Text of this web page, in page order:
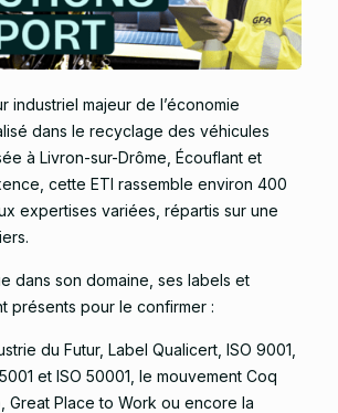
industriel majeur de l’économie
dans le recyclage des véhicules
à Livron-sur-Drôme, Écouflant et
cette ETI rassemble environ 400
expertises variées, répartis sur une
dans son domaine, ses labels et
présents pour le confirmer :
du Futur, Label Qualicert, ISO 9001,
et ISO 50001, le mouvement Coq
Great Place to Work ou encore la